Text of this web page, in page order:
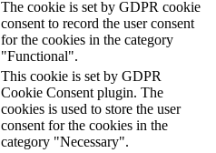
The cookie is set by GDPR cookie
consent to record the user consent
for the cookies in the category
"Functional".
This cookie is set by GDPR
Cookie Consent plugin. The
cookies is used to store the user
consent for the cookies in the
category "Necessary".